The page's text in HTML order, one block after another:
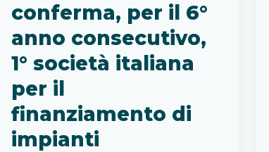
conferma, per il 6°
anno consecutivo,
1° società italiana
per il
finanziamento di
impianti